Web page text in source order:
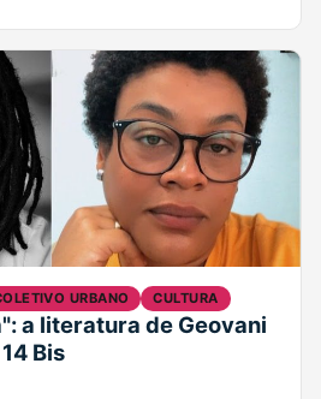
URBANO CULTURA
a literatura de Geovani
Bis